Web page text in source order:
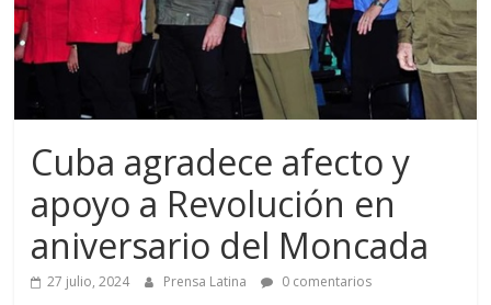
Cuba agradece afecto y
apoyo a Revolución en
aniversario del Moncada
27 julio, 2024 Prensa Latina 0 comentarios